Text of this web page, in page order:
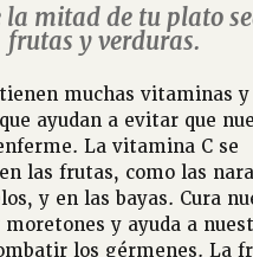
la mitad de tu plato
frutas y verduras.
muchas vitaminas y
ayudan a evitar que
La vitamina C se
las frutas, como las
y en las bayas. Cura
moretones y ayuda a
los gérmenes. La